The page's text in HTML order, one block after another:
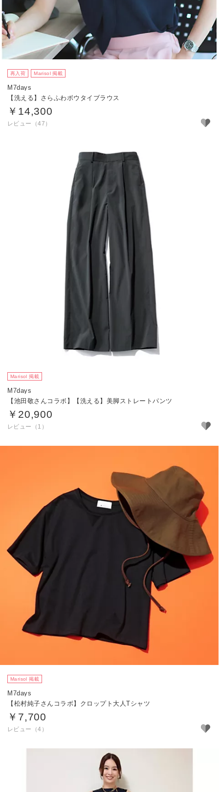
再入荷 Marisol 掲載
M7days
【洗える】さらふわボウタイブラウス
￥14,300
レビュー（47）
Marisol 掲載
M7days
【池田敬さんコラボ】【洗える】美脚ストレートパンツ
￥20,900
レビュー（1）
Marisol 掲載
M7days
【松村純子さんコラボ】クロップト大人Tシャツ
￥7,700
レビュー（4）